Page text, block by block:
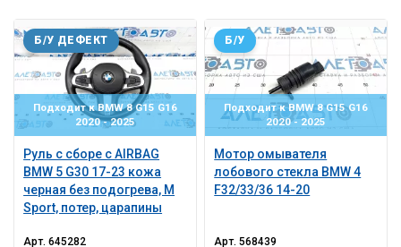
Подходит к BMW 8 G15 G16
2020 - 2025
Руль с сборе с AIRBAG
BMW 5 G30 17-23 кожа
черная без подогрева, M
Sport, потер, царапины
Б/У ДЕФЕКТ
Арт.645282
Подходит к BMW 8 G15 G16
2020 - 2025
Мотор омывателя
лобового стекла BMW 4
F32/33/36 14-20
Б/У
Арт.568439